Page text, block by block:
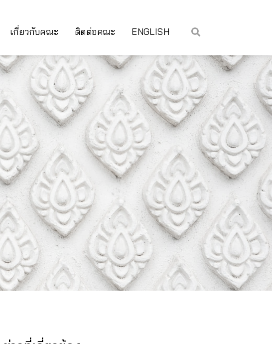
เกี่ยวกับคณะ ติดต่อคณะ ENGLISH